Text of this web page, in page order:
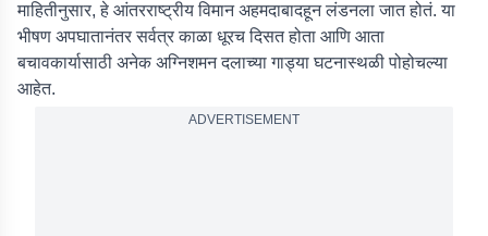
माहितीनुसार, हे आंतरराष्ट्रीय विमान अहमदाबादहून लंडनला जात होतं. या
भीषण अपघातानंतर सर्वत्र काळा धूरच दिसत होता आणि आता
बचावकार्यासाठी अनेक अग्निशमन दलाच्या गाड्या घटनास्थळी पोहोचल्या
आहेत.
ADVERTISEMENT